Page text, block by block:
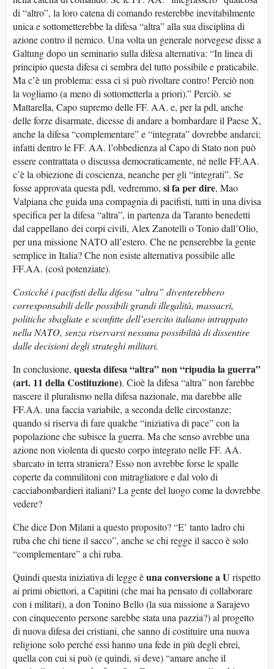
di “altro”, la loro catena di comando resterebbe inevitabilmente
unica e sottometterebbe la difesa “altra” alla sua disciplina di
azione contro il nemico. Una volta un generale norvegese disse a
Galtung dopo un seminario sulla difesa alternativa: “In linea di
principio questa difesa ci sembra del tutto possibile e praticabile.
Ma c’è un problema: essa ci si può rivoltare contro! Perciò non
la vogliamo (a meno di sottometterla a priori).” Perciò. se
Mattarella, Capo supremo delle FF. AA. e, per la pdl, anche
delle forze disarmate, dicesse di andare a bombardare il Paese X,
anche la difesa “complementare” e “integrata” dovrebbe andarci;
infatti dentro le FF. AA. l’obbedienza al Capo di Stato non può
essere contrattata o discussa democraticamente, né nelle FF.AA.
c’è la obiezione di coscienza, neanche per gli “integrati”. Se
fosse approvata questa pdl, vedremmo, si fa per dire, Mao
Valpiana che guida una compagnia di pacifisti, tutti in una divisa
specifica per la difesa “altra”, in partenza da Taranto benedetti
dal cappellano dei corpi civili, Alex Zanotelli o Tonio dall’Olio,
per una missione NATO all’estero. Che ne penserebbe la gente
semplice in Italia? Che non esiste alternativa possibile alle
FF.AA. (così potenziate).
Cosicché i pacifisti della difesa “altra” diventerebbero
corresponsabili delle possibili grandi illegalità, massacri,
politiche sbagliate e sconfitte dell’esercito italiano intruppato
nella NATO, senza riservarsi nessuna possibilità di dissentire
dalle decisioni degli strateghi militari.
In conclusione, questa difesa “altra” non “ripudia la guerra”
(art. 11 della Costituzione). Cioè la difesa “altra” non farebbe
nascere il pluralismo nella difesa nazionale, ma darebbe alle
FF.AA. una faccia variabile, a seconda delle circostanze;
quando si riserva di fare qualche “iniziativa di pace” con la
popolazione che subisce la guerra. Ma che senso avrebbe una
azione non violenta di questo corpo integrato nelle FF. AA.
sbarcato in terra straniera? Esso non avrebbe forse le spalle
coperte da commilitoni con mitragliatore e dal volo di
cacciabombardieri italiani? La gente del luogo come la dovrebbe
vedere?
Che dice Don Milani a questo proposito? “E’ tanto ladro chi
ruba che chi tiene il sacco”, anche se chi regge il sacco è solo
“complementare” a chi ruba.
Quindi questa iniziativa di legge èuna conversione a U rispetto
ai primi obiettori, a Capitini (che mai ha pensato di collaborare
con i militari), a don Tonino Bello (la sua missione a Sarajevo
con cinquecento persone sarebbe stata una pazzia?) al progetto
di nuova difesa dei cristiani, che sanno di costituire una nuova
religione solo perché essi hanno una fede in più degli ebrei,
quella con cui si può (e quindi, si deve) “amare anche il